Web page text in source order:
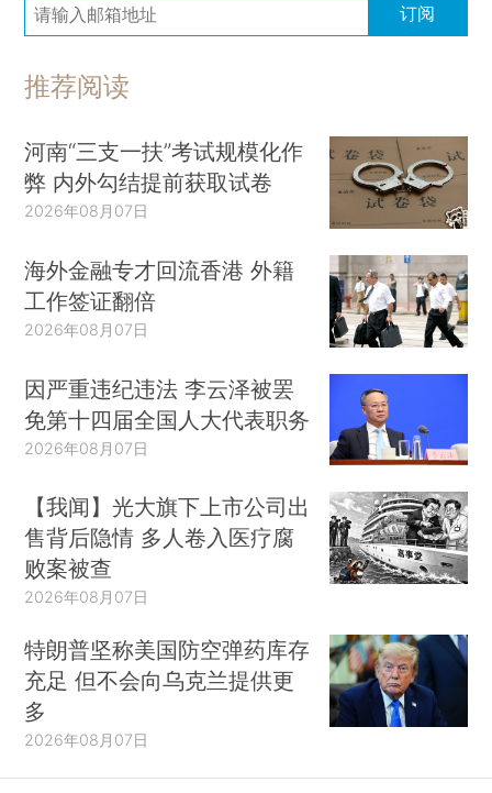
订阅
推荐阅读
河南“三支一扶”考试规模化作
弊 内外勾结提前获取试卷
2026年08月07日
海外金融专才回流香港 外籍
工作签证翻倍
2026年08月07日
因严重违纪违法 李云泽被罢
免第十四届全国人大代表职务
2026年08月07日
【我闻】光大旗下上市公司出
售背后隐情 多人卷入医疗腐
败案被查
2026年08月07日
特朗普坚称美国防空弹药库存
充足 但不会向乌克兰提供更
多
2026年08月07日